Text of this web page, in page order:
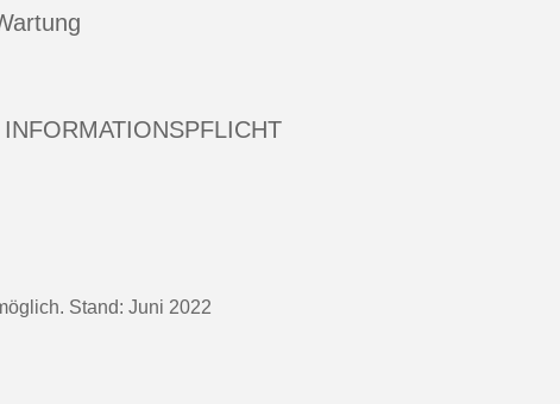
INFORMATIONSPFLICHT
Stand: Juni 2022